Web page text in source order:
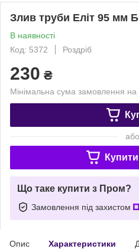
Злив труби Еліт 95 мм
В наявності
Код: 5372
Роздріб
230 ₴
Мінімальна сума замовлення
або
Що таке купити з Пром?
Замовлення під захистом
Опис Характеристики